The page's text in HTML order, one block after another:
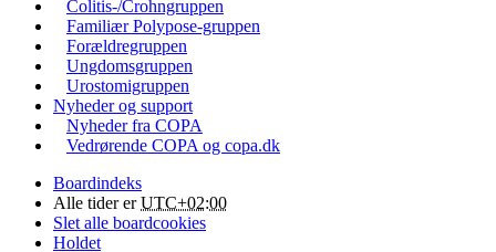
Colitis-/Crohngruppen
Familiær Polypose-gruppen
Forældregruppen
Ungdomsgruppen
Urostomigruppen
Nyheder og support
Nyheder fra COPA
Vedrørende COPA og copa.dk
Boardindeks
Alle tider erUTC+02:00
Slet alle boardcookies
Holdet